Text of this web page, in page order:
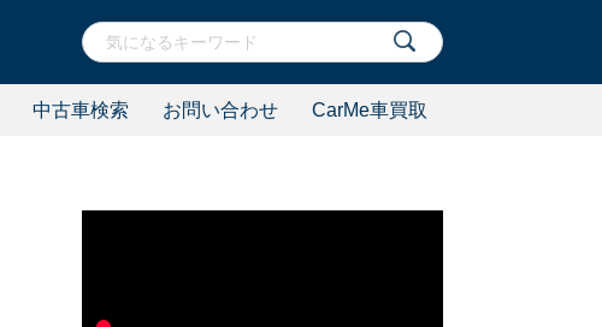
中古車検索 お問い合わせ CarMe車買取